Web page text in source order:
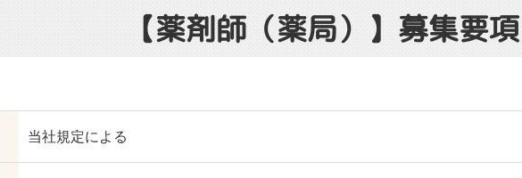
【薬剤師（薬局）】募集要項
当社規定による